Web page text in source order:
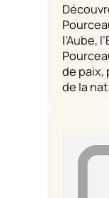
l’Aube,
de paix,
de la